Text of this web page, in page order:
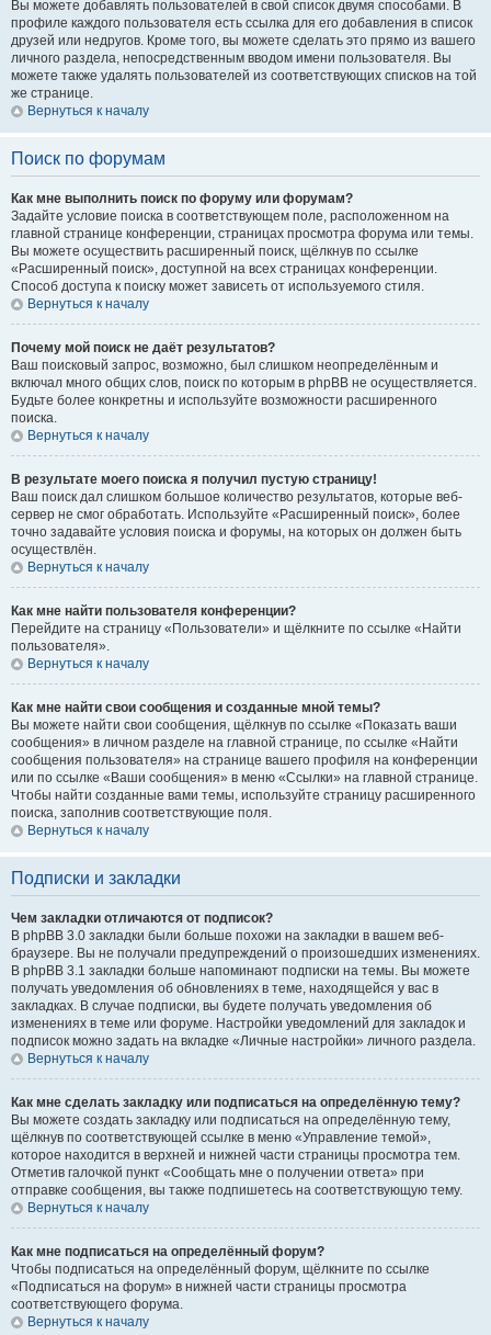
Вы можете добавлять пользователей в свой список двумя способами. В
профиле каждого пользователя есть ссылка для его добавления в список
друзей или недругов. Кроме того, вы можете сделать это прямо из вашего
личного раздела, непосредственным вводом имени пользователя. Вы
можете также удалять пользователей из соответствующих списков на той
же странице.
Вернуться к началу
Поиск по форумам
Как мне выполнить поиск по форуму или форумам?
Задайте условие поиска в соответствующем поле, расположенном на
главной странице конференции, страницах просмотра форума или темы.
Вы можете осуществить расширенный поиск, щёлкнув по ссылке
«Расширенный поиск», доступной на всех страницах конференции.
Способ доступа к поиску может зависеть от используемого стиля.
Вернуться к началу
Почему мой поиск не даёт результатов?
Ваш поисковый запрос, возможно, был слишком неопределённым и
включал много общих слов, поиск по которым в phpBB не осуществляется.
Будьте более конкретны и используйте возможности расширенного
поиска.
Вернуться к началу
В результате моего поиска я получил пустую страницу!
Ваш поиск дал слишком большое количество результатов, которые веб-
сервер не смог обработать. Используйте «Расширенный поиск», более
точно задавайте условия поиска и форумы, на которых он должен быть
осуществлён.
Вернуться к началу
Как мне найти пользователя конференции?
Перейдите на страницу «Пользователи» и щёлкните по ссылке «Найти
пользователя».
Вернуться к началу
Как мне найти свои сообщения и созданные мной темы?
Вы можете найти свои сообщения, щёлкнув по ссылке «Показать ваши
сообщения» в личном разделе на главной странице, по ссылке «Найти
сообщения пользователя» на странице вашего профиля на конференции
или по ссылке «Ваши сообщения» в меню «Ссылки» на главной странице.
Чтобы найти созданные вами темы, используйте страницу расширенного
поиска, заполнив соответствующие поля.
Вернуться к началу
Подписки и закладки
Чем закладки отличаются от подписок?
В phpBB 3.0 закладки были больше похожи на закладки в вашем веб-
браузере. Вы не получали предупреждений о произошедших изменениях.
В phpBB 3.1 закладки больше напоминают подписки на темы. Вы можете
получать уведомления об обновлениях в теме, находящейся у вас в
закладках. В случае подписки, вы будете получать уведомления об
изменениях в теме или форуме. Настройки уведомлений для закладок и
подписок можно задать на вкладке «Личные настройки» личного раздела.
Вернуться к началу
Как мне сделать закладку или подписаться на определённую тему?
Вы можете создать закладку или подписаться на определённую тему,
щёлкнув по соответствующей ссылке в меню «Управление темой»,
которое находится в верхней и нижней части страницы просмотра тем.
Отметив галочкой пункт «Сообщать мне о получении ответа» при
отправке сообщения, вы также подпишетесь на соответствующую тему.
Вернуться к началу
Как мне подписаться на определённый форум?
Чтобы подписаться на определённый форум, щёлкните по ссылке
«Подписаться на форум» в нижней части страницы просмотра
соответствующего форума.
Вернуться к началу